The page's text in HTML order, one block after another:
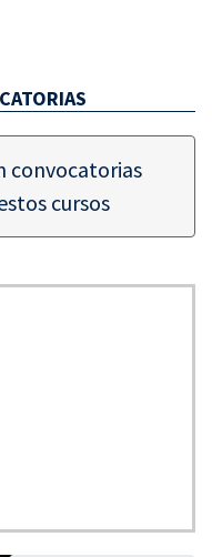
convocatorias
cursos